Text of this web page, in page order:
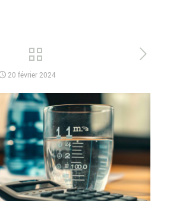
20 février 2024